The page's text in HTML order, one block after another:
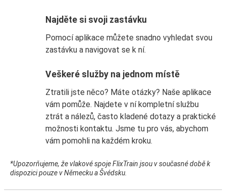
Najděte si svoji zastávku
Pomocí aplikace můžete snadno vyhledat svou
zastávku a navigovat se k ní.
Veškeré služby na jednom místě
Ztratili jste něco? Máte otázky? Naše aplikace
vám pomůže. Najdete v ní kompletní službu
ztrát a nálezů, často kladené dotazy a praktické
možnosti kontaktu. Jsme tu pro vás, abychom
vám pomohli na každém kroku.
*Upozorňujeme, že vlakové spoje FlixTrain jsou v současné době k
dispozici pouze v Německu a Švédsku.